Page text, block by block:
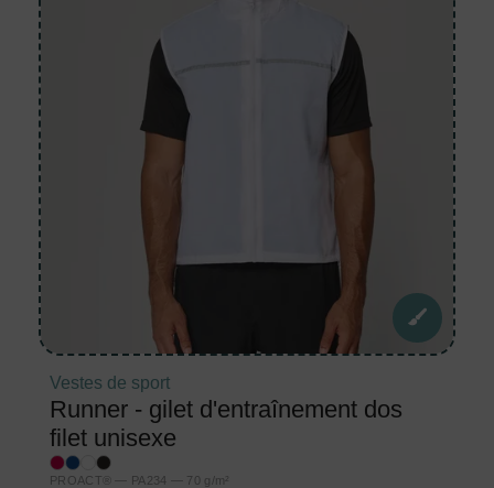
Vestes de sport
Runner - gilet d'entraînement dos
filet unisexe
PROACT® — PA234 — 70 g/m²